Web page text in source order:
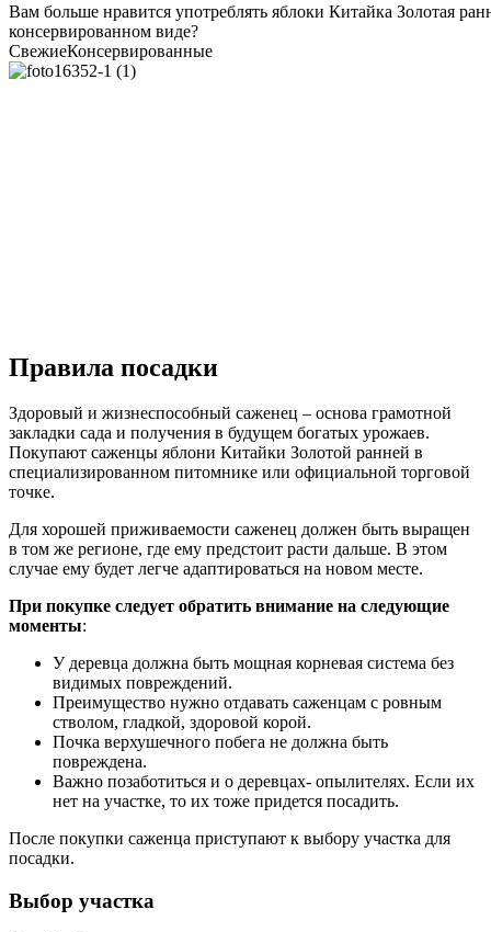
Вам больше нравится употреблять яблоки Китайка Золотая
консервированном виде?
СвежиеКонсервированные
Правила посадки
Здоровый и жизнеспособный саженец – основа грамотной
закладки сада и получения в будущем богатых урожаев.
Покупают саженцы яблони Китайки Золотой ранней в
специализированном питомнике или официальной торговой
точке.
Для хорошей приживаемости саженец должен быть выращен
в том же регионе, где ему предстоит расти дальше. В этом
случае ему будет легче адаптироваться на новом месте.
При покупке следует обратить внимание на следующие
моменты:
У деревца должна быть мощная корневая система без
видимых повреждений.
Преимущество нужно отдавать саженцам с ровным
стволом, гладкой, здоровой корой.
Почка верхушечного побега не должна быть
повреждена.
Важно позаботиться и о деревцах- опылителях. Если их
нет на участке, то их тоже придется посадить.
После покупки саженца приступают к выбору участка для
посадки.
Выбор участка